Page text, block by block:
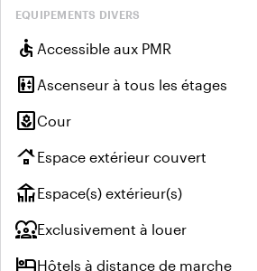
EQUIPEMENTS DIVERS
accessible Accessible aux PMR
elevator Ascenseur à tous les étages
yardCour
roofingEspace extérieur couvert
deckEspace(s) extérieur(s)
diversity_1Exclusivement à louer
hotelHôtels à distance de marche